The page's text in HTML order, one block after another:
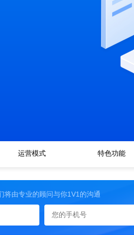
运营模式 特色功能
将由专业的顾问与你1V1的沟通